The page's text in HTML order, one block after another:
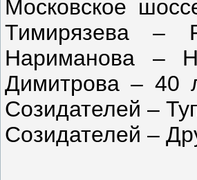
Московское
Тимирязева –
Нариманова –
Димитрова – 40
Созидателей –
Созидателей –